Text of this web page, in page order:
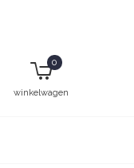
winkelwagen
0